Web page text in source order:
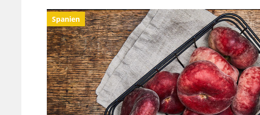
Spanien